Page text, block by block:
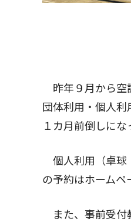
昨年９月から空
団体利用・個人
１カ月前倒しにな
個人利用（卓球
の予約はホームペ
また、事前受付